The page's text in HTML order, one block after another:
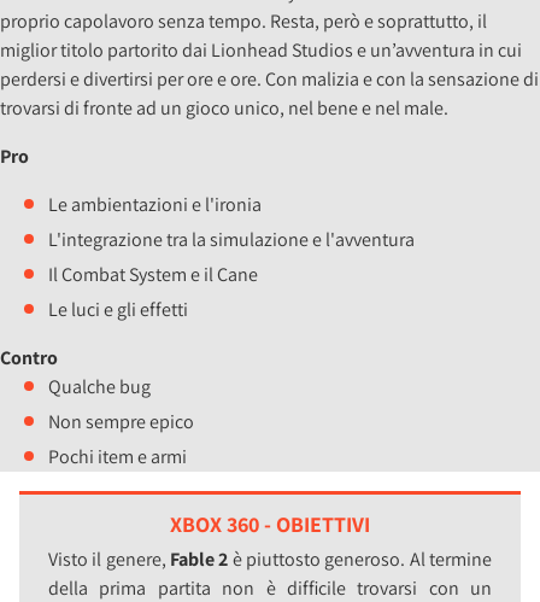
proprio capolavoro senza tempo. Resta, però e soprattutto, il
miglior titolo partorito dai Lionhead Studios e un’avventura in cui
perdersi e divertirsi per ore e ore. Con malizia e con la sensazione di
trovarsi di fronte ad un gioco unico, nel bene e nel male.
Pro
Le ambientazioni e l'ironia
L'integrazione tra la simulazione e l'avventura
Il Combat System e il Cane
Le luci e gli effetti
Contro
Qualche bug
Non sempre epico
Pochi item e armi
XBOX 360 - OBIETTIVI
Visto il genere, Fable 2è piuttosto generoso. Al termine
della prima partita non è difficile trovarsi con un